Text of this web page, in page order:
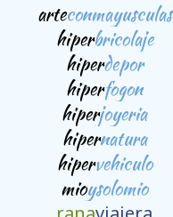
arteconmayusculas
hiperbricolaje
hiperdepor
hiperfogon
hiperjoyeria
hipernatura
hipervehiculo
mioysolomio